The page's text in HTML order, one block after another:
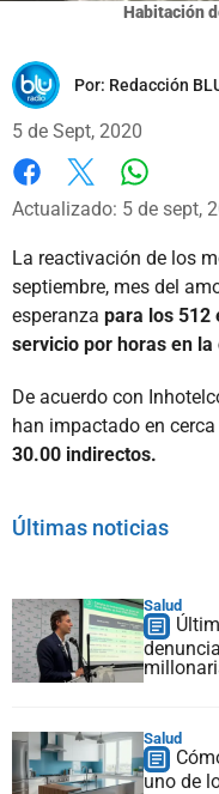
Habitación
Por: Redacción
5 de Sept, 2020
Facebook
X
Actualizado: 5 de sept,
La reactivación de los
septiembre, mes del
esperanza para los 512
servicio por horas en la
De acuerdo con
han impactado en cerca
30.00 indirectos.
Últimas noticias
Salud
Salud
uno de